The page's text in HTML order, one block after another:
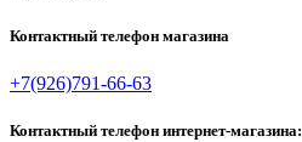
Контактный телефон магазина
+7(926)791-66-63
Контактный телефон интернет-магазина: